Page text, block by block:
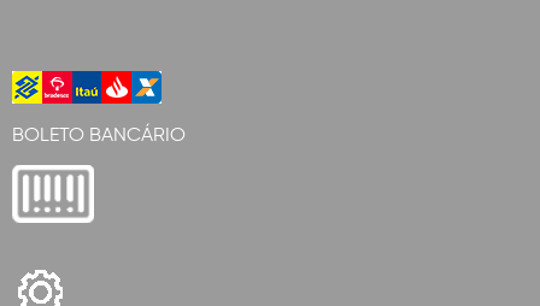
BOLETO BANCÁRIO